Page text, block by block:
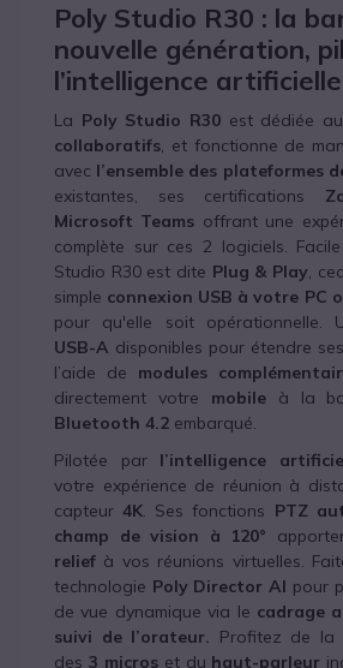
Poly Studio R30 : la
nouvelle génération,
l’intelligence artificielle
La Poly Studio R30est dédiée
collaboratifs, et fonctionne de
avec l’ensemble des plateformes
existantes, ses certifications
Microsoft Teams offrant une
complète sur ces 2 logiciels.
Studio R30 est dite Plug & Play,
simple connexion USB à votre PC
pour qu'elle soit
opérationnelle.
USB-A disponibles pour étendre
l’aide de modules
directement votre mobileà la
Bluetooth 4.2 embarqué.
Pilotée par l’intelligence
votre expérience de réunion à
capteur4K. Ses fonctions PTZ
champ de vision à 120°
relief à vos réunions virtuelles.
technologie Poly Director AI pour
de vue dynamique via le cadrage
suivi de l’orateur. Profitez de la
des 3 micros et du haut-parleur